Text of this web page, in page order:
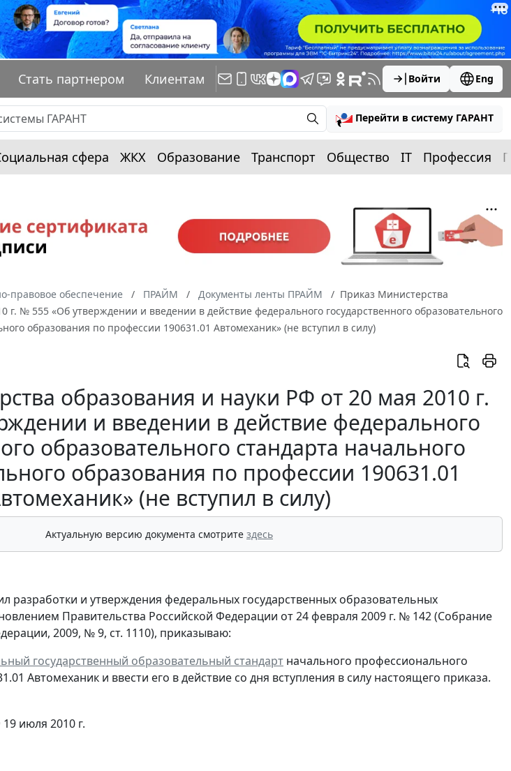
Стать партнером Клиентам Войти Eng
Перейти в систему ГАРАНТ
сфера ЖКХ Образование Транспорт Общество IT Профессия
правовое обеспечение ПРАЙМ Документы ленты ПРАЙМ
Приказ Министерства
г. № 555 «Об утверждении и введении в действие федерального государственного образовательного
образования по профессии 190631.01 Автомеханик» (не вступил в силу)
образования и науки РФ от 20 мая 2010 г.
и введении в действие федерального
образовательного стандарта начального
образования по профессии 190631.01
(не вступил в силу)
Актуальную версию документа смотрите здесь
разработки и утверждения федеральных государственных образовательных
Правительства Российской Федерации от 24 февраля 2009 г. № 142 (Собрание
2009, № 9, ст. 1110), приказываю:
государственный образовательный стандарт начального профессионального
Автомеханик и ввести его в действие со дня вступления в силу настоящего приказа.
июля 2010 г.